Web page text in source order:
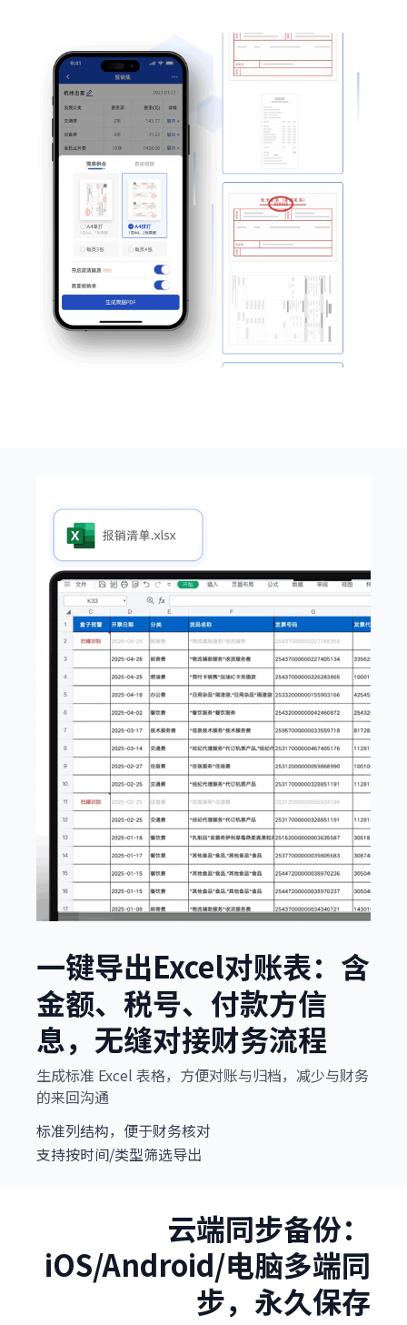
一键导出Excel对账表：含
金额、税号、付款方信
息，无缝对接财务流程
生成标准 Excel 表格，方便对账与归档，减少与财务
的来回沟通
标准列结构，便于财务核对
支持按时间/类型筛选导出
云端同步备份：
iOS/Android/电脑多端同
步，永久保存